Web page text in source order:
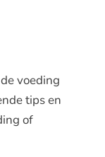
voeding
tips en
of